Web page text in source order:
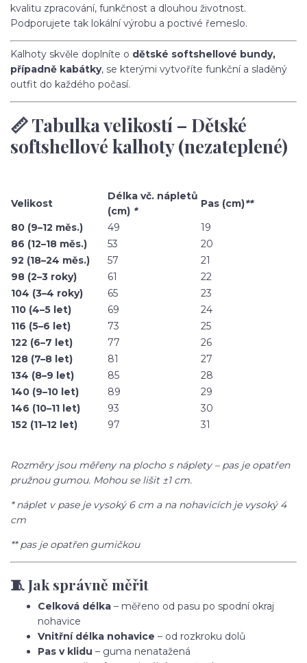
kvalitu zpracování, funkčnost a dlouhou životnost.
Podporujete tak lokální výrobu a poctivé řemeslo.
Kalhoty skvěle doplníte o dětské softshellové bundy,
případně kabátky, se kterými vytvoříte funkční a sladěný
outfit do každého počasí.
📏 Tabulka velikostí – Dětské
softshellové kalhoty (nezateplené)
Velikost
Délka vč. nápletů
(cm) *
Pas (cm)**
80 (9–12 měs.)
49
19
86 (12–18 měs.)
53
20
92 (18–24 měs.)
57
21
98 (2–3 roky)
61
22
104 (3–4 roky)
65
23
110 (4–5 let)
69
24
116 (5–6 let)
73
25
122 (6–7 let)
77
26
128 (7–8 let)
81
27
134 (8–9 let)
85
28
140 (9–10 let)
89
29
146 (10–11 let)
93
30
152 (11–12 let)
97 31
Rozměry jsou měřeny na plocho s náplety – pas je opatřen
pružnou gumou. Mohou se lišit ±1 cm.
* náplet v pase je vysoký 6 cm a na nohavicích je vysoký 4
cm
** pas je opatřen gumičkou
🧵 Jak správně měřit
Celková délka – měřeno od pasu po spodní okraj
nohavice
Vnitřní délka nohavice – od rozkroku dolů
Pas v klidu – guma nenatažená